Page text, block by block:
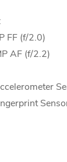
FF (f/2.0)
AF (f/2.2)